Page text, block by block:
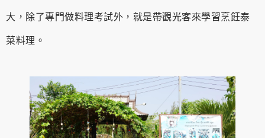
大，除了專門做料理考試外，就是帶觀光客來學習烹飪泰
菜料理。